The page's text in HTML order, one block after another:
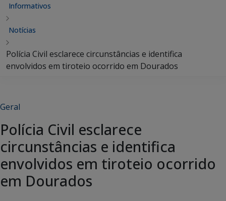
Informativos
Notícias
Polícia Civil esclarece circunstâncias e identifica
envolvidos em tiroteio ocorrido em Dourados
Geral
Polícia Civil esclarece
circunstâncias e identifica
envolvidos em tiroteio ocorrido
em Dourados